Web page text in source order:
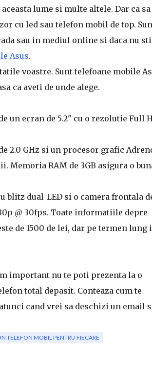
lume si multe altele. Dar ca sa
cu led sau telefon mobil de top.
sau in mediul online si daca nu
Asus.
voastre. Sunt telefoane mobile
ca aveti de unde alege.
un ecran de 5.2" cu o rezolutie Full
2.0 GHz si un procesor grafic
Memoria RAM de 3GB asigura o
blitz dual-LED si o camera frontala
@ 30fps. Toate informatiile depre
de 1500 de lei, dar pe termen lung
important nu te poti prezenta la o
total depasit. Conteaza cum te
cand vrei sa deschizi un email
TELEFON MOBIL PENTRU FIECARE